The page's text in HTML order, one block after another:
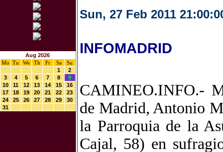
Aug 2026
Mo
Tu We Th Fr Sa
Su
1
2
3
4 5 6 7 8
9
10
11 12 13 14 15
16
17
18 19 20 21 22
23
24
25 26 27 28 29
30
31
Sun, 27 Feb 2011
INFOMADRID
CAMINEO.INFO.-
de Madrid, Antonio
la Parroquia de la
Cajal, 58) en